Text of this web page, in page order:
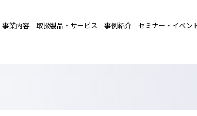
事業内容 取扱製品・サービス 事例紹介 セミナー・イベン